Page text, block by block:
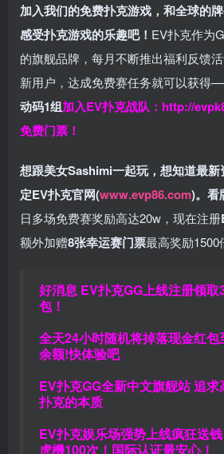
加入我们的免费扑克游戏，和全球的
感受扑克游戏的乐趣吧！ EV扑克作为
的旗舰品牌，每月不断推出福利反馈
新用户，达成免费赛任务就可以获
动码1组加入EV扑克战队： http://
免费门票！
想跟美女Sashimi一起玩， 想知道最新
定EV扑克官网(www.evp86.com)。 看
日多场免费赛奖励高达20w，现在注册
额外加赠8张幸运赛门票最高奖励1500
好消息 EV扑克GG上线注册领
包！
全天24小时随机将掉落现金红
余额!快体验吧
EV扑克GG全新中文旗舰站追求
扑克的本质
EV扑克娱乐场强势上线疯狂送
虎機100次！国际认证最安心！